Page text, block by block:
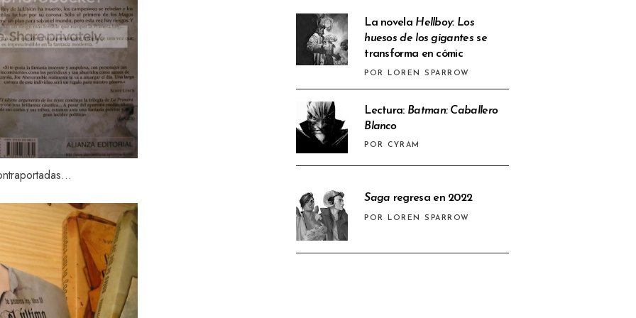
La novela Hellboy: Los
huesos de los gigantesse
transforma en cómic
POR LOREN SPARROW
Lectura: Batman: Caballero
Blanco
POR CYRAM
Saga regresa en 2022
POR LOREN SPARROW